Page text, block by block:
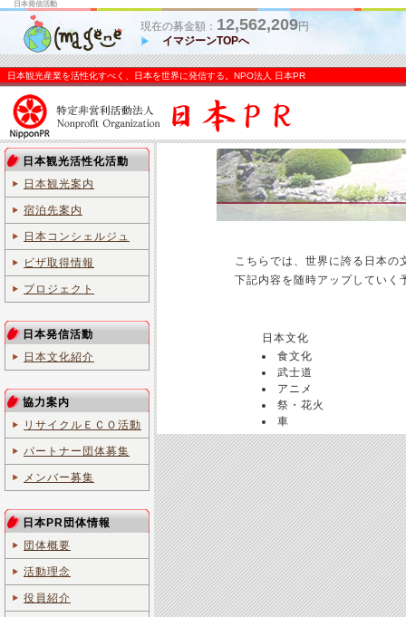
日本発信活動
現在の募金額： 12,562,209円
イマジーンTOPへ
日本観光産業を活性化すべく、日本を世界に発信する。NPO法人 日本PR
日本観光活性化活動
日本観光案内
宿泊先案内
日本コンシェルジュ
ビザ取得情報
プロジェクト
日本発信活動
日本文化紹介
協力案内
リサイクルＥＣＯ活動
パートナー団体募集
メンバー募集
日本PR団体情報
団体概要
活動理念
役員紹介
こちらでは、世界に誇る日本の
下記内容を随時アップしていく
日本文化
食文化
武士道
アニメ
祭・花火
車